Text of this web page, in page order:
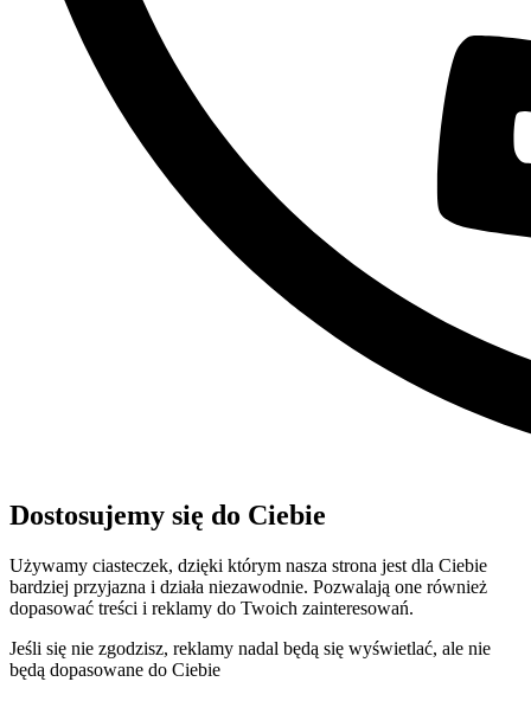
Dostosujemy się do Ciebie
Używamy ciasteczek, dzięki którym nasza strona jest dla Ciebie
bardziej przyjazna i działa niezawodnie. Pozwalają one również
dopasować treści i reklamy do Twoich zainteresowań.
Jeśli się nie zgodzisz, reklamy nadal będą się wyświetlać, ale nie
będą dopasowane do Ciebie